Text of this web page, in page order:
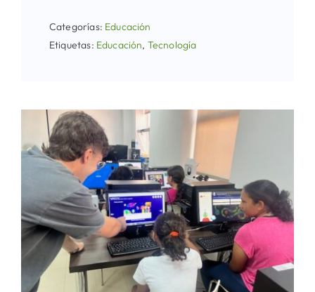
Categorías: Educación
Etiquetas: Educación, Tecnología